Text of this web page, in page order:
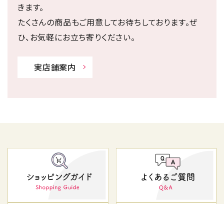
きます。
たくさんの商品もご用意してお待ちしております。ぜ
ひ、お気軽にお立ち寄りください。
実店舗案内